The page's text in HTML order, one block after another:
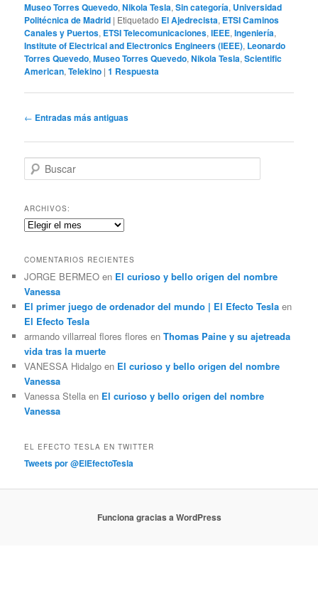
Museo Torres Quevedo,Nikola Tesla,Sin categoría, Universidad
Politécnica de Madrid | Etiquetado El Ajedrecista, ETSI Caminos
Canales y Puertos, ETSI Telecomunicaciones,IEEE,Ingeniería,
Institute of Electrical and Electronics Engineers (IEEE), Leonardo
Torres Quevedo,Museo Torres Quevedo,Nikola Tesla,Scientific
American,Telekino |1 Respuesta
Navegación
entradas
← Entradas más antiguas
u
c
a
r
ARCHIVOS:
Archivos:
COMENTARIOS RECIENTES
JORGE BERMEO en El curioso y bello origen del nombre
Vanessa
El primer juego de ordenador del mundo | El Efecto Tesla en
El Efecto Tesla
armando villarreal flores flores enThomas Paine y su ajetreada
vida tras la muerte
VANESSA Hidalgo en El curioso y bello origen del nombre
Vanessa
Vanessa Stella en El curioso y bello origen del nombre
Vanessa
EL EFECTO TESLA EN TWITTER
Tweets por @ElEfectoTesla
Funciona gracias a WordPress